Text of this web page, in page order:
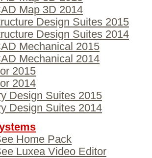
Map 3D 2014
Design Suites 2015
Design Suites 2014
Mechanical 2015
Mechanical 2014
2015
2014
Design Suites 2015
Design Suites 2014
Home Pack
Luxea Video Editor